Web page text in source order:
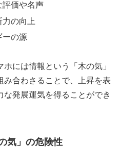
評価や名声
力の向上
ーの源
には情報という「木の気」
み合わさることで、上昇を表
発展運気を得ることができ
気」の危険性